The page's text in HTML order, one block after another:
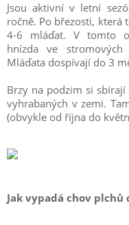
Jsou aktivní v letní
ročně. Po březosti, která
4-6 mláďat. V tomto
hnízda ve
Mláďata dospívají do 3
Brzy na podzim si
vyhrabaných v zemi.
(obvykle od října do
Jak vypadá chov plchů